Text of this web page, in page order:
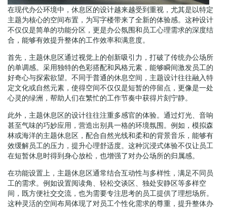
在现代办公环境中，休息区的设计越来越受到重视，尤其是以特定
主题为核心的空间布置，为写字楼带来了全新的体验感。这种设计
不仅仅是简单的功能分区，更是办公氛围和员工心理需求的深度结
合，能够有效提升整体的工作效率和满意度。
首先，主题休息区通过视觉上的创新吸引力，打破了传统办公场所
的单调感。采用独特的色彩搭配和风格元素，能够瞬间激发员工的
好奇心与探索欲望。不同于普通的休息空间，主题设计往往融入特
定文化或自然元素，使得空间不仅仅是短暂的停留点，更像是一处
心灵的绿洲，帮助人们在繁忙的工作节奏中获得片刻宁静。
此外，主题休息区的设计往往注重多感官的体验。通过灯光、音响
甚至气味的巧妙应用，营造出别具一格的环境氛围。例如，模拟森
林或海洋的主题休息区，配合自然光线和柔和的背景音乐，能够有
效缓解员工的压力，提升心理舒适度。这种沉浸式体验不仅让员工
在短暂休息时得到身心放松，也增强了对办公场所的归属感。
在功能设置上，主题休息区通常结合互动性与多样性，满足不同员
工的需求。例如设置阅读角、轻松交谈区、独处安静区等多样空
间，既方便社交交流，也为需要专注思考的员工提供了理想场所。
这种灵活的空间布局体现了对员工个性化需求的尊重，提升整体办